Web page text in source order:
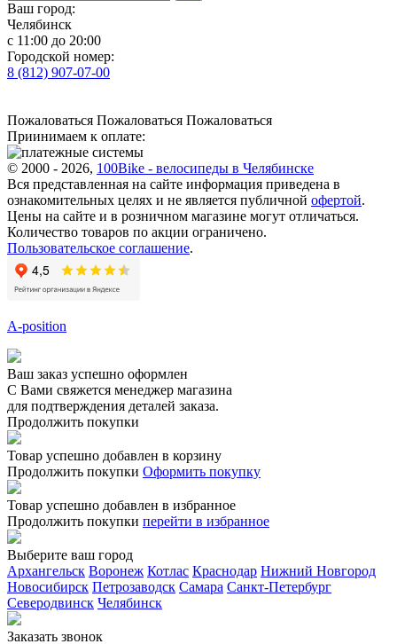
Ваш город:
Челябинск
с 11:00 до 20:00
Городской номер:
8 (812) 907-07-00
Пожаловаться Пожаловаться Пожаловаться
Приинимаем к оплате:
© 2000 - 2026, 100Bike - велосипеды в Челябинске
Вся представленная на сайте информация приведена в
ознакомительных целях и не является публичной офертой.
Цены на сайте и в розничном магазине могут отличаться.
Количество товаров по акции ограничено.
Пользовательское соглашение.
A-position
Ваш заказ успешно оформлен
С Вами свяжется менеджер магазина
для подтверждения деталей заказа.
Продолжить покупки
Товар успешно добавлен в корзину
Продолжить покупки Оформить покупку
Товар успешно добавлен в избранное
Продолжить покупки перейти в избранное
Выберите ваш город
Архангельск Воронеж Котлас Краснодар Нижний Новгород
Новосибирск Петрозаводск Самара Санкт-Петербург
Северодвинск Челябинск
Заказать звонoк